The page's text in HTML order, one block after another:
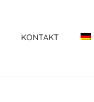
KONTAKT